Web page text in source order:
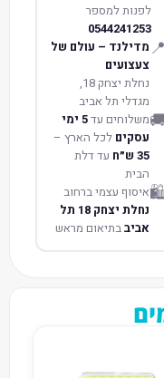
לפנות למספר
0544241253
📍 מדילנד – עולם של
צעצועים
נחלת יצחק 18,
מגדלי תל אביב
🚚משלוחים עד 5 ימי
עסקים לכל הארץ –
35 ש״ח
עד דלת
הבית
🛍️איסוף עצמי ברחוב
נחלת יצחק 18 תל
אביבבתיאום מראש